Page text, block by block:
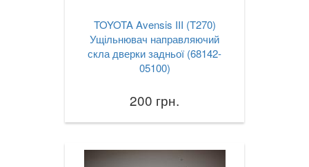
TOYOTA Avensis III (T270)
Ущільнювач направляючий
скла дверки задньої (68142-
05100)
200 грн.